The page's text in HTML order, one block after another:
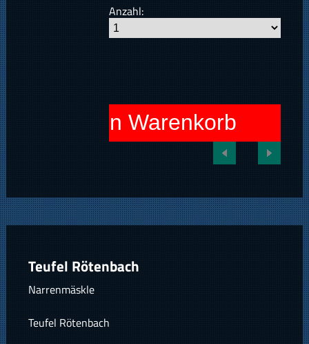
Anzahl:
In den Warenkorb
Teufel Rötenbach
Narrenmäskle
Teufel Rötenbach